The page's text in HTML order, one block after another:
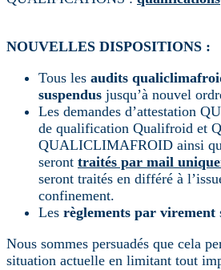
NOUVELLES DISPOSITIONS :
Tous les audits
suspendus jusqu’à nouvel
Les demandes d’attestation
de qualification Qualifroid et
QUALICLIMAFROID ainsi
seront traités par mail
seront traités en différé à
confinement.
Les règlements par virement
Nous sommes persuadés que cela
situation actuelle en limitant tout